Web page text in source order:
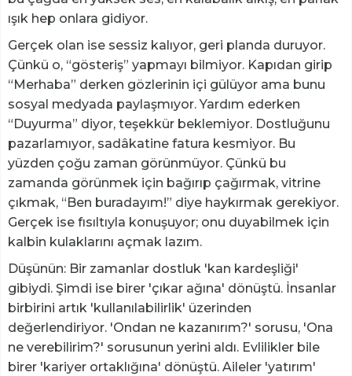
ışık hep onlara gidiyor.
Gerçek olan ise sessiz kalıyor, geri planda duruyor.
Çünkü o, “gösteriş” yapmayı bilmiyor. Kapıdan girip
“Merhaba” derken gözlerinin içi gülüyor ama bunu
sosyal medyada paylaşmıyor. Yardım ederken
“Duyurma” diyor, teşekkür beklemiyor. Dostluğunu
pazarlamıyor, sadâkatine fatura kesmiyor. Bu
yüzden çoğu zaman görünmüyor. Çünkü bu
zamanda görünmek için bağırıp çağırmak, vitrine
çıkmak, “Ben buradayım!” diye haykırmak gerekiyor.
Gerçek ise fısıltıyla konuşuyor; onu duyabilmek için
kalbin kulaklarını açmak lazım.
Düşünün: Bir zamanlar dostluk 'kan kardeşliği'
gibiydi. Şimdi ise birer 'çıkar ağına' dönüştü. İnsanlar
birbirini artık 'kullanılabilirlik' üzerinden
değerlendiriyor. 'Ondan ne kazanırım?' sorusu, 'Ona
ne verebilirim?' sorusunun yerini aldı. Evlilikler bile
birer 'kariyer ortaklığına' dönüştü. Aileler 'yatırım'